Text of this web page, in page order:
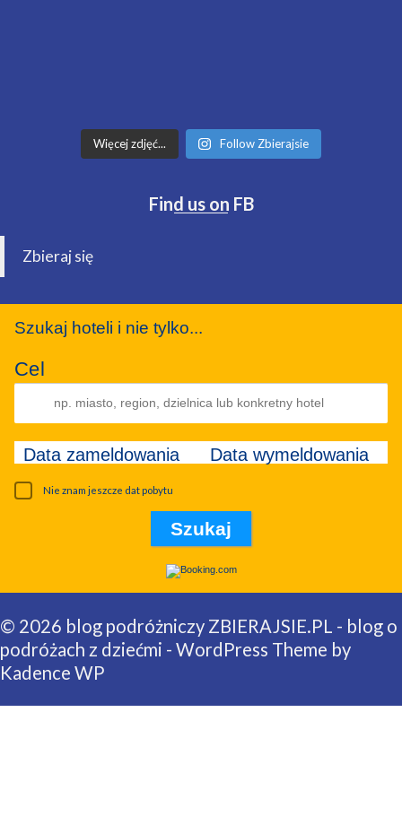
Więcej zdjęć... Follow Zbierajsie
Find us on FB
Zbieraj się
Szukaj hoteli i nie tylko...
Cel
Data zameldowania Data wymeldowania
Nie znam jeszcze dat pobytu
© 2026 blog podróżniczy ZBIERAJSIE.PL - blog o
podróżach z dziećmi - WordPress Theme by
Kadence WP